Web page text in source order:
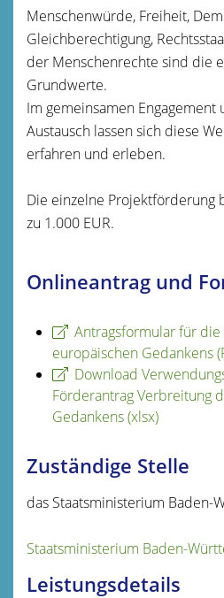
Menschenwürde, Freiheit,
Gleichberechtigung,
der Menschenrechte sind die
Grundwerte.
Im gemeinsamen
Austausch lassen sich diese
erfahren und erleben.
Die einzelne Projektförderung
zu 1.000 EUR.
Onlineantrag und
Antragsformular für
europäischen Gedankens
Download
Förderantrag Verbreitung
Gedankens (xlsx)
Zuständige Stelle
das Staatsministerium Baden-
Staatsministerium Baden-
Leistungsdetails